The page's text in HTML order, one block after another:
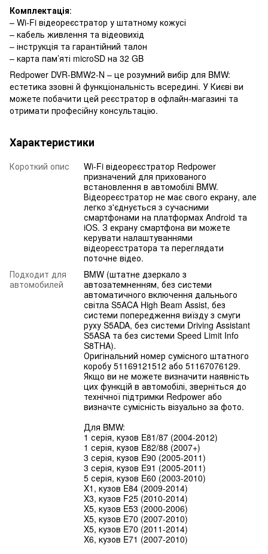
Комплектація:
– Wi-Fi відеореєстратор у штатному кожусі
– кабель живлення та відеовихід
– інструкція та гарантійний талон
– карта пам’яті microSD на 32 GB
Redpower DVR-BMW2-N – це розумний вибір для BMW:
естетика ззовні й функціональність всередині. У Києві ви
можете побачити цей реєстратор в офлайн-магазині та
отримати професійну консультацію.
Характеристики
Короткий опис
Wi-Fi відеореєстратор Redpower
призначений для прихованого
встановлення в автомобілі BMW.
Відеореєстратор не має свого екрану, але
легко з'єднується з сучасними
смартфонами на платформах Android та
iOS. З екрану смартфона ви можете
керувати налаштуваннями
відеореєстратора та переглядати
поточне відео.
Подходит для
автомобилей
BMW (штатне дзеркало з
автозатемненням, без системи
автоматичного включення дальнього
світла S5ACA High Beam Assist, без
системи попередження виїзду з смуги
руху S5ADA, без системи Driving Assistant
S5ASA та без системи Speed Limit Info
S8THA).
Оригінальний номер сумісного штатного
коробу 51169121512 або 51167076129.
Якщо ви не можете визначити наявність
цих функцій в автомобілі, зверніться до
технічної підтримки Redpower або
визначте сумісність візуально за фото.
Для BMW:
1 серія, кузов E81/87 (2004-2012)
1 серія, кузов E82/88 (2007+)
3 серія, кузов E90 (2005-2011)
3 серія, кузов E91 (2005-2011)
5 серія, кузов E60 (2003-2010)
X1, кузов E84 (2009-2014)
X3, кузов F25 (2010-2014)
X5, кузов E53 (2000-2006)
X5, кузов E70 (2007-2010)
X5, кузов E70 (2011-2014)
X6, кузов E71 (2007-2010)